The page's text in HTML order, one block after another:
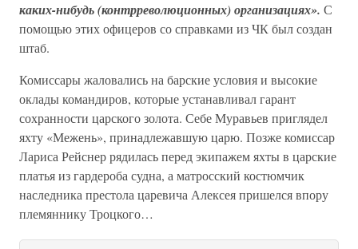
каких-нибудь (контрреволюционных) организациях». С
помощью этих офицеров со справками из ЧК был создан
штаб.
Комиссары жаловались на барские условия и высокие
оклады командиров, которые устанавливал гарант
сохранности царского золота. Себе Муравьев приглядел
яхту «Межень», принадлежавшую царю. Позже комиссар
Лариса Рейснер рядилась перед экипажем яхты в царские
платья из гардероба судна, а матросский костюмчик
наследника престола царевича Алексея пришелся впору
племяннику Троцкого…